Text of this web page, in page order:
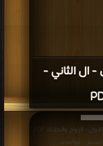
- ال الثاني -
| التحميل : مرة/مرات